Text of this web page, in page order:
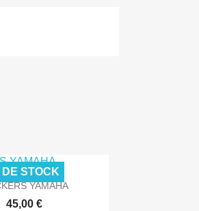
rapide
YAMAHA
45,00 €
STOCK